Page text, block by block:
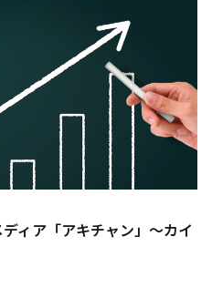
ィア「アキチャン」〜カイ